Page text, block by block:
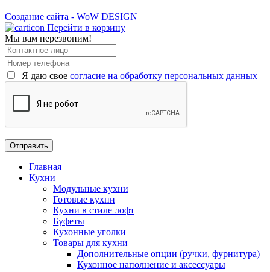
Создание сайта - WoW DESIGN
Перейти в корзину
Мы вам перезвоним!
Я даю свое согласие на обработку персональных данных
Главная
Кухни
Модульные кухни
Готовые кухни
Кухни в стиле лофт
Буфеты
Кухонные уголки
Товары для кухни
Дополнительные опции (ручки, фурнитура)
Кухонное наполнение и аксессуары